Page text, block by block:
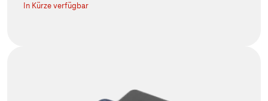
In Kürze verfügbar